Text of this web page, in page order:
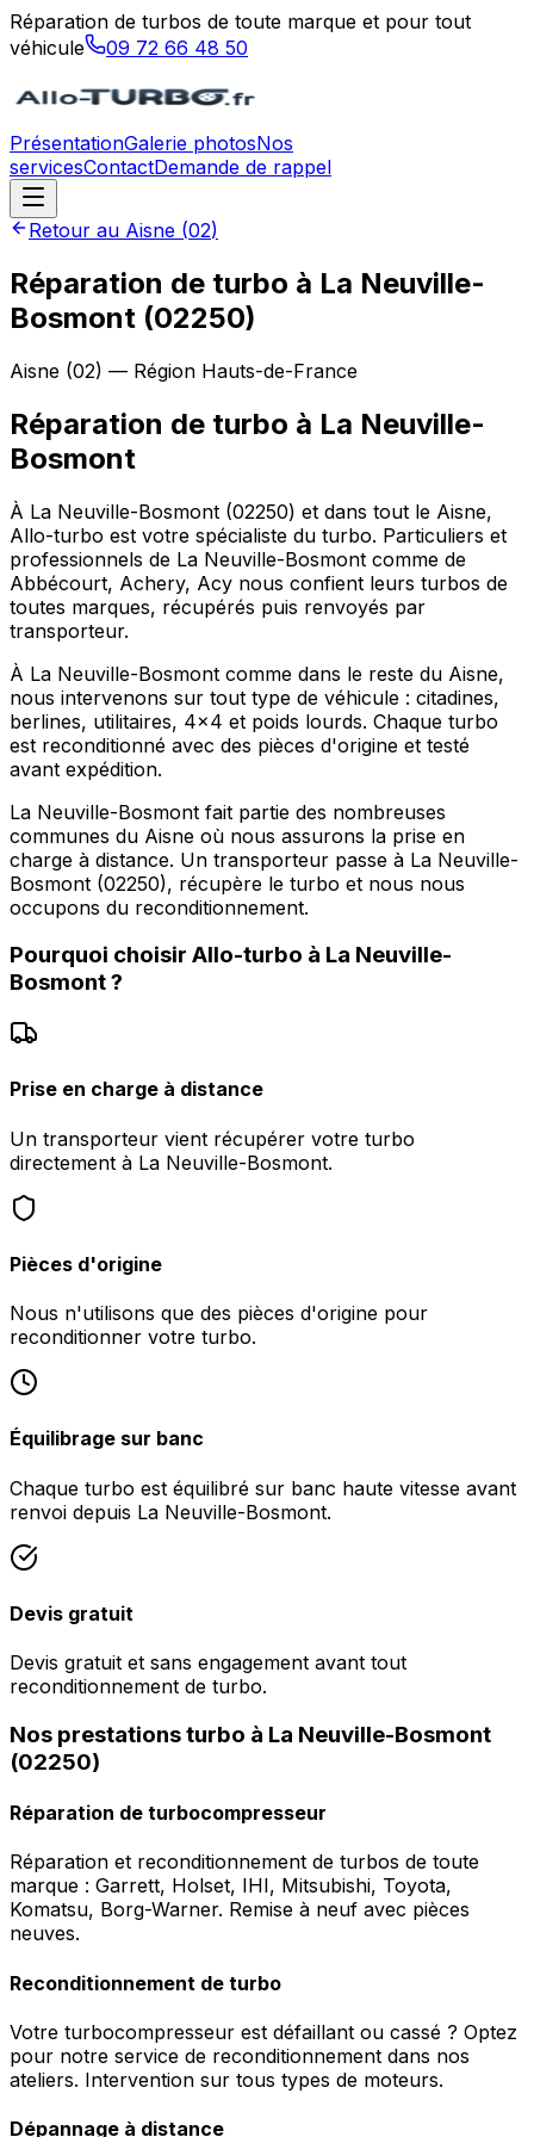
Réparation de turbos de toute marque et pour tout
véhicule
09 72 66 48 50
PrésentationGalerie photosNos
servicesContactDemande de rappel
Retour au Aisne (02)
Réparation de turbo à La Neuville-
Bosmont (02250)
Aisne (02) — Région Hauts-de-France
Réparation de turbo à La Neuville-
Bosmont
À La Neuville-Bosmont (02250) et dans tout le Aisne,
Allo-turbo est votre spécialiste du turbo. Particuliers et
professionnels de La Neuville-Bosmont comme de
Abbécourt, Achery, Acy nous confient leurs turbos de
toutes marques, récupérés puis renvoyés par
transporteur.
À La Neuville-Bosmont comme dans le reste du Aisne,
nous intervenons sur tout type de véhicule : citadines,
berlines, utilitaires, 4x4 et poids lourds. Chaque turbo
est reconditionné avec des pièces d'origine et testé
avant expédition.
La Neuville-Bosmont fait partie des nombreuses
communes du Aisne où nous assurons la prise en
charge à distance. Un transporteur passe à La Neuville-
Bosmont (02250), récupère le turbo et nous nous
occupons du reconditionnement.
Pourquoi choisir Allo-turbo à La Neuville-
Bosmont?
Prise en charge à distance
Un transporteur vient récupérer votre turbo
directement à La Neuville-Bosmont.
Pièces d'origine
Nous n'utilisons que des pièces d'origine pour
reconditionner votre turbo.
Équilibrage sur banc
Chaque turbo est équilibré sur banc haute vitesse avant
renvoi depuis La Neuville-Bosmont.
Devis gratuit
Devis gratuit et sans engagement avant tout
reconditionnement de turbo.
Nos prestations turbo à La Neuville-Bosmont
(02250)
Réparation de turbocompresseur
Réparation et reconditionnement de turbos de toute
marque : Garrett, Holset, IHI, Mitsubishi, Toyota,
Komatsu, Borg-Warner. Remise à neuf avec pièces
neuves.
Reconditionnement de turbo
Votre turbocompresseur est défaillant ou cassé ? Optez
pour notre service de reconditionnement dans nos
ateliers. Intervention sur tous types de moteurs.
Dépannage à distance